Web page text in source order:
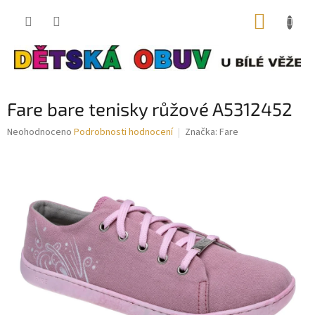
Fare bare tenisky růžové A5312452
Průměrné
hvězdiček.
Neohodnoceno Podrobnosti hodnocení Značka: Fare